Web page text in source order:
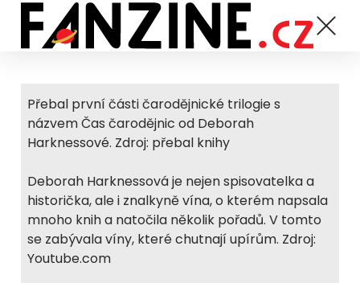
Přebal první části čarodějnické trilogie s
názvem Čas čarodějnic od Deborah
Harknessové. Zdroj: přebal knihy
Deborah Harknessová je nejen spisovatelka a
historička, ale i znalkyně vína, o kterém napsala
mnoho knih a natočila několik pořadů. V tomto
se zabývala víny, které chutnají upírům. Zdroj:
Youtube.com